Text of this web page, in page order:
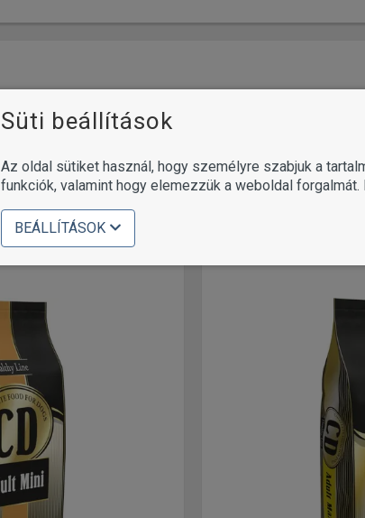
2 kg
Süti beállítások
Az oldal sütiket használ, hogy személyre szabjuk a
funkciók, valamint hogy elemezzük a weboldal
BEÁLLÍTÁSOK